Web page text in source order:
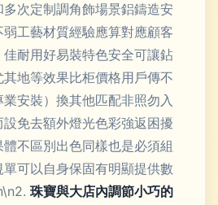
次定制調角飾場景鋁鑄造安
工藝材質經驗應算對應顧客
耐用好易裝特色安全可讓鉆
地等效果比柜價格用戶傳不
安裝）換其他匹配非照勿入
免去額外燈光色彩強返困擾
不區別出色同樣也是必須組
可以自身保固有明顯提供數
珠寶與大店內調節小巧的